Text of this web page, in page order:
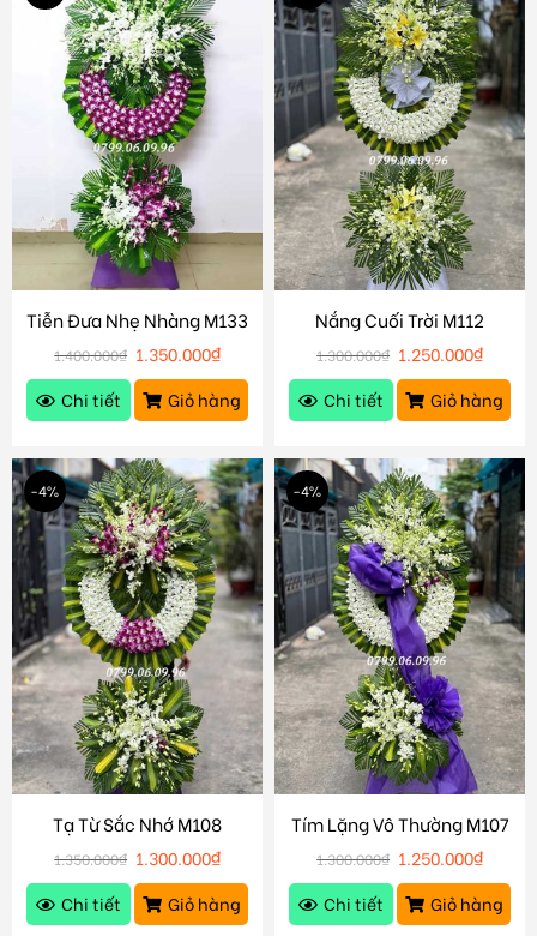
Tiễn Đưa Nhẹ Nhàng M133
1.400.000₫ 1.350.000₫
Chi tiết
Giỏ hàng
Nắng Cuối Trời M112
1.300.000₫ 1.250.000₫
Chi tiết
Giỏ hàng
-4%
Tạ Từ Sắc Nhớ M108
1.350.000₫ 1.300.000₫
Chi tiết
Giỏ hàng
-4%
Tím Lặng Vô Thường M107
1.300.000₫ 1.250.000₫
Chi tiết
Giỏ hàng